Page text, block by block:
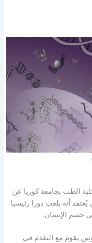
الطب بجامعة كوريا عن
يُعتقد أنه يلعب دورا رئيسيا
جسم الإنسان.
يقوم مع التقدم في